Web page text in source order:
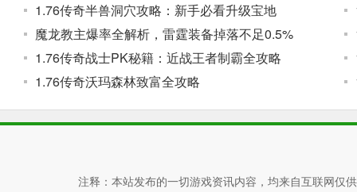
1.76传奇半兽洞穴攻略：新手必看升级宝地
魔龙教主爆率全解析，雷霆装备掉落不足0.5%
1.76传奇战士PK秘籍：近战王者制霸全攻略
1.76传奇沃玛森林致富全攻略
注释：本站发布的一切游戏资讯内容，均来自互联网仅